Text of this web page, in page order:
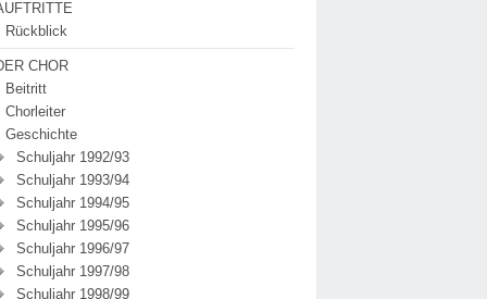
Rückblick
CHOR
Beitritt
Chorleiter
Geschichte
Schuljahr 1992/93
Schuljahr 1993/94
Schuljahr 1994/95
Schuljahr 1995/96
Schuljahr 1996/97
Schuljahr 1997/98
Schuljahr 1998/99